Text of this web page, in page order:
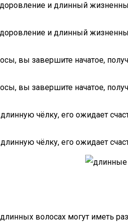
и длинный
и длинный
вы завершите начатое,
вы завершите начатое,
чёлку, его ожидает
чёлку, его ожидает
волосах могут иметь